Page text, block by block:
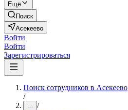
Ещё
Поиск
Асекеево
Войти
Войти
Зарегистрироваться
Поиск сотрудников в Асекеево
/
... /